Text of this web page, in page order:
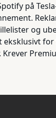
på
og
for